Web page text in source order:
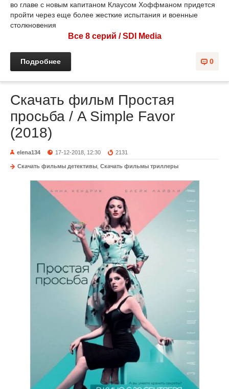
во главе с новым капитаном Клаусом Хоффманом придется
пройти через еще более жесткие испытания и военные
столкновения
Все 8 серий / SDI Media
0
Подробнее
Скачать фильм Простая
просьба / A Simple Favor
(2018)
elena134 17-12-2018, 12:30 2131
Скачать фильмы детективы Скачать фильмы триллеры